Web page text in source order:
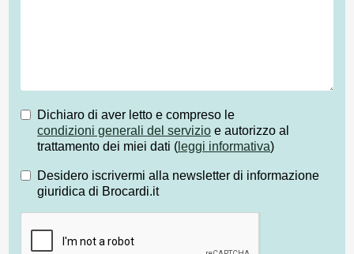
Dichiaro di aver letto e compreso le
condizioni generali del servizio e autorizzo al
trattamento dei miei dati ( leggi informativa)
Desidero iscrivermi alla newsletter di informazione
giuridica di Brocardi.it